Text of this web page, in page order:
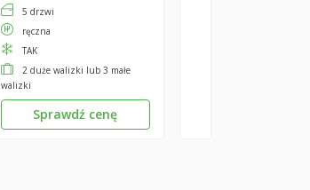
5 drzwi
ręczna
TAK
2 duże walizki lub 3 małe
walizki
Sprawdź cenę